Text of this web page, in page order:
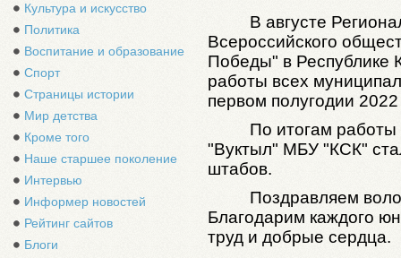
Культура и искусство
Политика
Воспитание и образование
Спорт
Страницы истории
Мир детства
Кроме того
Наше старшее поколение
Интервью
Информер новостей
Рейтинг сайтов
Блоги
В августе
Всероссийского
Победы" в Республике
работы всех
первом полугодии 2022
По итогам
"Вуктыл" МБУ "КСК"
штабов.
Поздравляем
Благодарим каждого
труд и добрые сердца.